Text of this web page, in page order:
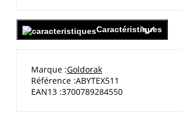
Caractéristiques
Marque Goldorak
Référence ABYTEX511
EAN13 3700789284550